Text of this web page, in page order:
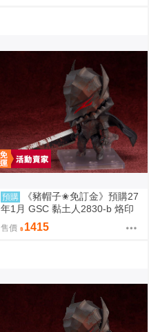
預購
《豬帽子✬免訂金》預購27
年1月 GSC 黏土人2830-b 烙印
勇士 凱茲 狂戰士鎧甲Ver. BLOO
D EDITION 0906
售價 1415